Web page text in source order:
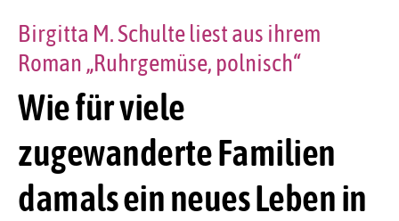
Wie für viele
zugewanderte Familien
damals ein neues Leben in
Birgitta M. Schulte liest aus ihrem
Roman „Ruhrgemüse, polnisch“